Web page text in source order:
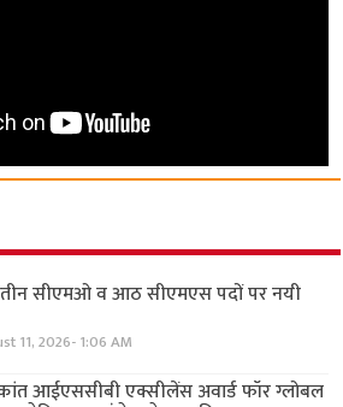
सीएमओ व आठ सीएमएस पदों पर नयी
11, 2026- 1:06 AM
आईएससीबी एक्सीलेंस अवार्ड फॉर ग्लोबल